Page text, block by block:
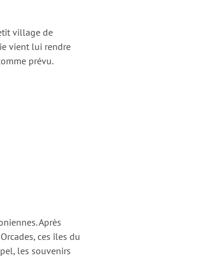
village de
vient lui rendre
prévu.
Après
ces îles du
les souvenirs